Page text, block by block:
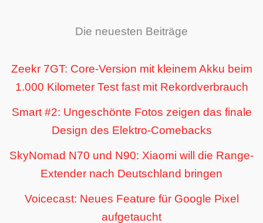
Die neuesten Beiträge
Zeekr 7GT: Core-Version mit kleinem Akku beim
1.000 Kilometer Test fast mit Rekordverbrauch
Smart #2: Ungeschönte Fotos zeigen das finale
Design des Elektro-Comebacks
SkyNomad N70 und N90: Xiaomi will die Range-
Extender nach Deutschland bringen
Voicecast: Neues Feature für Google Pixel
aufgetaucht